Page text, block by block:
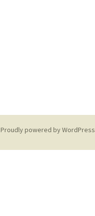
Proudly powered by WordPress